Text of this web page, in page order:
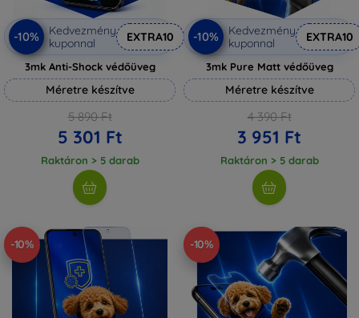
-10%
Kedvezmény
kuponnal
EXTRA10
3mk Anti-Shock védőüveg
Méretre készítve
5 890 Ft
5 301 Ft
Raktáron > 5 darab
-10%
Kedvezmény
kuponnal
EXTRA10
3mk Pure Matt védőüveg
Méretre készítve
4 390 Ft
3 951 Ft
Raktáron > 5 darab
-10% -10%